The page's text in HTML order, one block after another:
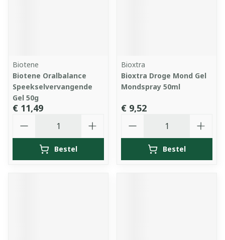
Biotene
Biotene Oralbalance
Speekselvervangende
Gel 50g
€ 11,49
Bestel
Bioxtra
Bioxtra Droge Mond Gel
Mondspray 50ml
€ 9,52
Bestel